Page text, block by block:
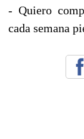
- Quiero
cada semana